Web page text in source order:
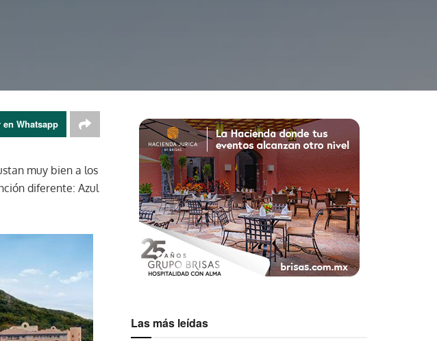
Whatsapp
muy bien a los
diferente: Azul
Las más leídas